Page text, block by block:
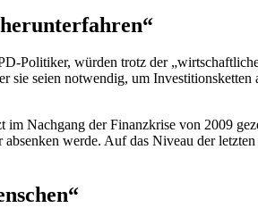
Politiker, würden trotz der
sie seien notwendig, um
im Nachgang der Finanzkrise von 2009
absenken werde. Auf das Niveau der